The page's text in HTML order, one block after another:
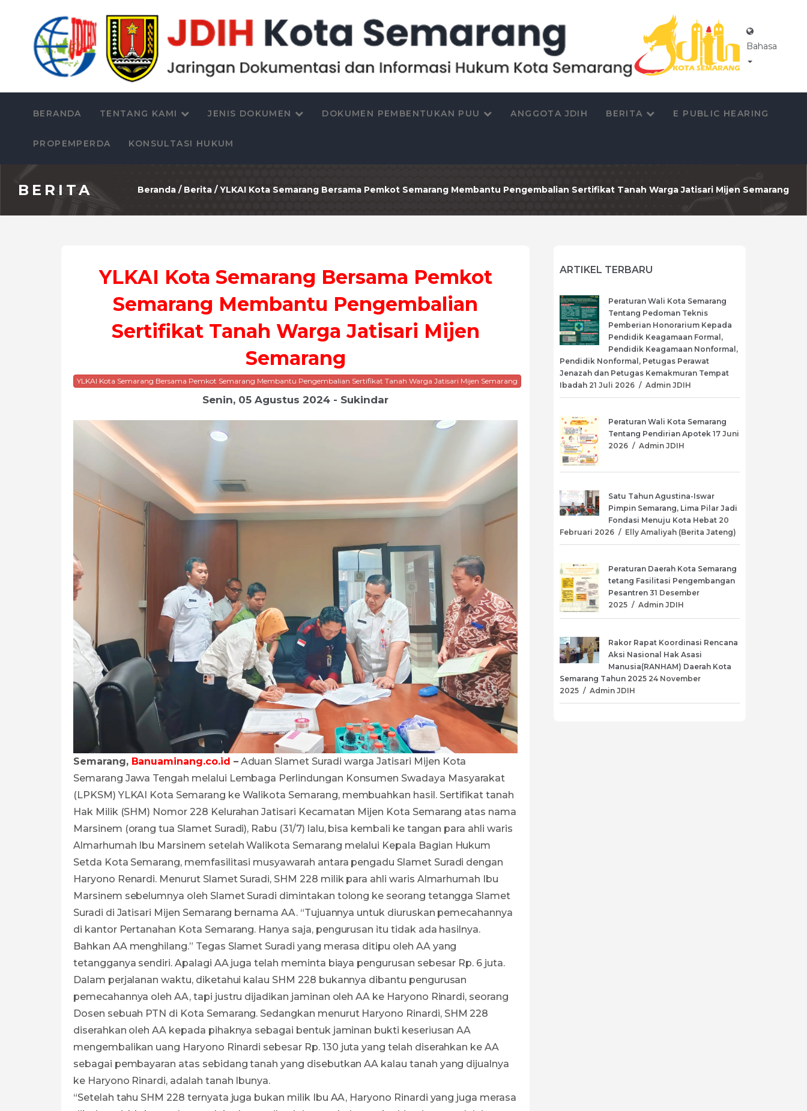
Bahasa
BERANDA TENTANG KAMI JENIS DOKUMEN DOKUMEN PEMBENTUKAN PUU ANGGOTA JDIH BERITA E PUBLIC HEARING
PROPEMPERDA KONSULTASI HUKUM
BERITA Beranda / Berita / YLKAI Kota Semarang Bersama Pemkot Semarang Membantu Pengembalian Sertifikat Tanah Warga Jatisari Mijen Semarang
YLKAI Kota Semarang Bersama Pemkot
Semarang Membantu Pengembalian
Sertifikat Tanah Warga Jatisari Mijen
Semarang
YLKAI Kota Semarang Bersama Pemkot Semarang Membantu Pengembalian Sertifikat Tanah Warga Jatisari Mijen Semarang
Senin, 05 Agustus 2024 - Sukindar
Semarang, Banuaminang.co.id –Aduan Slamet Suradi warga Jatisari Mijen Kota
Semarang Jawa Tengah melalui Lembaga Perlindungan Konsumen Swadaya Masyarakat
(LPKSM) YLKAI Kota Semarang ke Walikota Semarang, membuahkan hasil. Sertifikat tanah
Hak Milik (SHM) Nomor 228 Kelurahan Jatisari Kecamatan Mijen Kota Semarang atas nama
Marsinem (orang tua Slamet Suradi), Rabu (31/7) lalu, bisa kembali ke tangan para ahli waris
Almarhumah Ibu Marsinem setelah Walikota Semarang melalui Kepala Bagian Hukum
Setda Kota Semarang, memfasilitasi musyawarah antara pengadu Slamet Suradi dengan
Haryono Renardi. Menurut Slamet Suradi, SHM 228 milik para ahli waris Almarhumah Ibu
Marsinem sebelumnya oleh Slamet Suradi dimintakan tolong ke seorang tetangga Slamet
Suradi di Jatisari Mijen Semarang bernama AA. “Tujuannya untuk diuruskan pemecahannya
di kantor Pertanahan Kota Semarang. Hanya saja, pengurusan itu tidak ada hasilnya.
Bahkan AA menghilang.” Tegas Slamet Suradi yang merasa ditipu oleh AA yang
tetangganya sendiri. Apalagi AA juga telah meminta biaya pengurusan sebesar Rp. 6 juta.
Dalam perjalanan waktu, diketahui kalau SHM 228 bukannya dibantu pengurusan
pemecahannya oleh AA, tapi justru dijadikan jaminan oleh AA ke Haryono Rinardi, seorang
Dosen sebuah PTN di Kota Semarang. Sedangkan menurut Haryono Rinardi, SHM 228
diserahkan oleh AA kepada pihaknya sebagai bentuk jaminan bukti keseriusan AA
mengembalikan uang Haryono Rinardi sebesar Rp. 130 juta yang telah diserahkan ke AA
sebagai pembayaran atas sebidang tanah yang disebutkan AA kalau tanah yang dijualnya
ke Haryono Rinardi, adalah tanah Ibunya.
“Setelah tahu SHM 228 ternyata juga bukan milik Ibu AA, Haryono Rinardi yang juga merasa
ARTIKEL TERBARU
Peraturan Wali Kota Semarang
Tentang Pedoman Teknis
Pemberian Honorarium Kepada
Pendidik Keagamaan Formal,
Pendidik Keagamaan Nonformal,
Pendidik Nonformal, Petugas Perawat
Jenazah dan Petugas Kemakmuran Tempat
Ibadah 21 Juli 2026 / Admin JDIH
Peraturan Wali Kota Semarang
Tentang Pendirian Apotek 17 Juni
2026 / Admin JDIH
Satu Tahun Agustina-Iswar
Pimpin Semarang, Lima Pilar Jadi
Fondasi Menuju Kota Hebat 20
Februari 2026 / Elly Amaliyah (Berita Jateng)
Peraturan Daerah Kota Semarang
tetang Fasilitasi Pengembangan
Pesantren 31 Desember
2025 / Admin JDIH
Rakor Rapat Koordinasi Rencana
Aksi Nasional Hak Asasi
Manusia(RANHAM) Daerah Kota
Semarang Tahun 2025 24 November
2025 / Admin JDIH